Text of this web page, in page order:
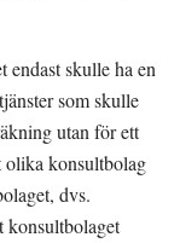
endast skulle ha en
som skulle
utan för ett
olika konsultbolag
dvs.
konsultbolaget